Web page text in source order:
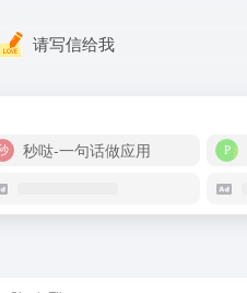
请写信给我
秒哒-一句话做应用